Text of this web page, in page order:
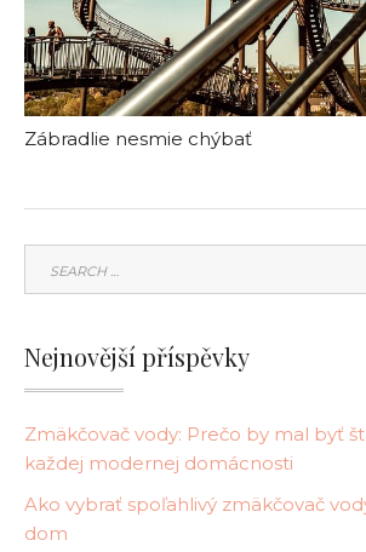
Zábradlie nesmie chýbať
Nejnovější příspěvky
Zmäkčovač vody: Prečo by mal byť
každej modernej domácnosti
Ako vybrať spoľahlivý zmäkčovač
dom